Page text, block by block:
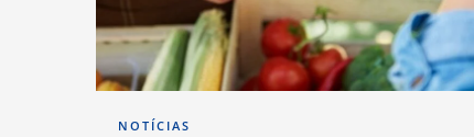
NOTÍCIAS